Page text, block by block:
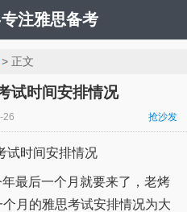
注雅思备考
> 正文
试时间安排情况
26 抢沙发
试时间安排情况
最后一个月就要来了，老烤
月的雅思考试安排情况为大